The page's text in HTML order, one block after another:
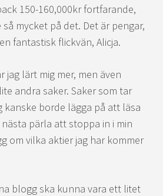
150-160,000kr fortfarande,
mycket på det. Det är pengar,
fantastisk flickvän, Alicja.
jag lärt mig mer, men även
andra saker. Saker som tar
kanske borde lägga på att läsa
pärla att stoppa in i min
om vilka aktier jag har kommer
blogg ska kunna vara ett litet